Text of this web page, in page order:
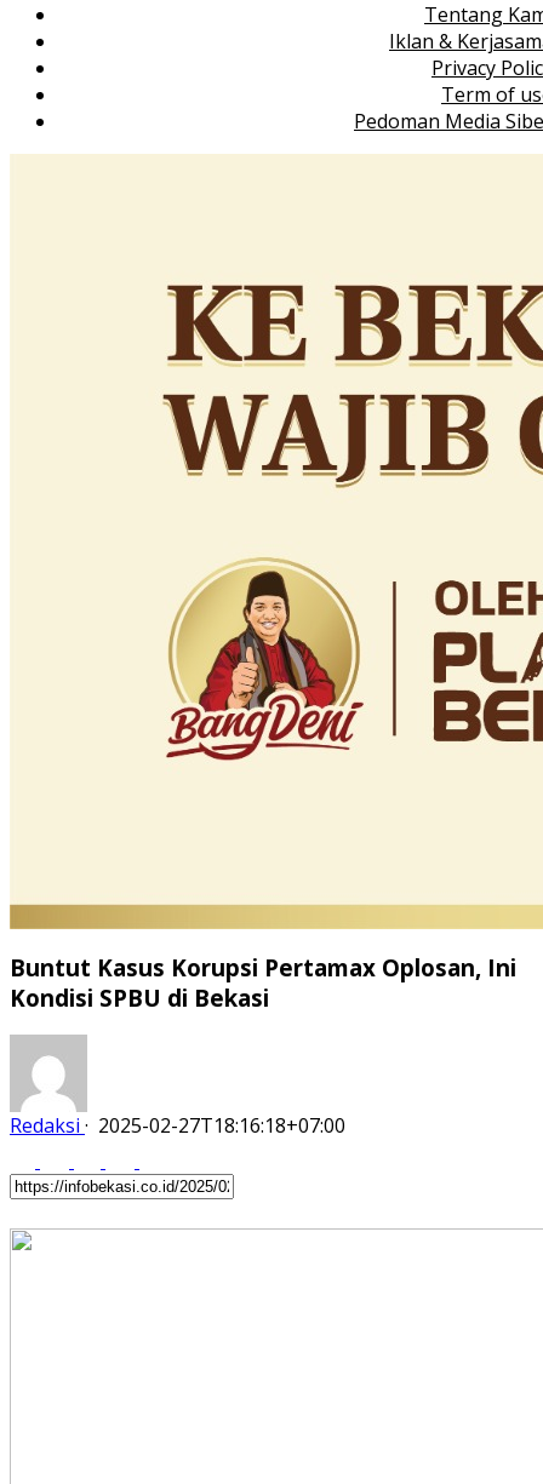
Tentang
Iklan &
Privacy
Term of
Pedoman Media
Buntut Kasus Korupsi Pertamax Oplosan, Ini
Kondisi SPBU di Bekasi
Redaksi · 2025-02-27T18:16:18+07:00